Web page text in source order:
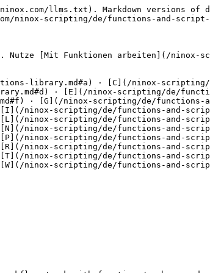
Details findest du [hier](/ninox-scripting/de/automate-your-workflows/work-with-functions/records-and-tables.md#merge-two-arrays-with-array).

***

### asin()

Gibt den Arkussinus eines Werts zwischen `-1` und `1` zurück.\
`asin(number)`

* `number` der Sinuswert

Weitere Details findest du [hier](/ninox-scripting/de/automate-your-workflows/work-with-functions/numbers-and-math.md#calculate-arcsine-with-asin).

***

### atan()

Gibt den Arkustangens einer Zahl zurück.\
`atan(number)`

* `number` der Wert oder Quotient

Weitere Details findest du [hier](/ninox-scripting/de/automate-your-workflows/work-with-functions/numbers-and-math.md#calculate-arctangent-with-atan).

***

### atan2()

Gibt den Arkustangens eines durch einen anderen geteilten Werts zurück.\
`atan2(number, number)`

* `number` erstes Argument: Zähler
* `number` zweites Argument: Nenner

Weitere Details findest du [hier](/ninox-scripting/de/automate-your-workflows/work-with-functions/numbers-and-math.md#calculate-arctangent-of-a-quotient-with-atan2).

***

### avg()

Gibt den Durchschnitt numerischer Werte zurück.\
`avg([number])`

* `[number]` ein Array oder eine Liste numerischer Felder

Weitere Details findest du [hier](/ninox-scripting/de/automate-your-workflows/work-with-functions/numbers-and-math.md#calculate-average-with-avg).

***

## **C**

### capitalize()

Schreibt den ersten Buchstaben jedes Worts groß.\
`capitalize(string)`

* `string` der Text, den du umwandeln willst

Weitere Details findest du [hier](/ninox-scripting/de/automate-your-workflows/work-with-functions/text-and-strings.md#change-the-letter-case-of-text).

***

### ceil()

Rundet eine Zahl auf die nächste ganze Zahl auf.\
`ceil(number)`

* `number` der Wert, den du runden willst

Weitere Details findest du [hier](/ninox-scripting/de/automate-your-workflows/work-with-functions/numbers-and-math.md#round-up-with-ceil).

***

### chosen()

Gibt ausgewählte Werte aus einem Mehrfachauswahlfeld zurück oder prüft, ob ein Wert ausgewählt ist.\
`chosen(multi)`, `chosen(multi, string)`, `chosen(multi, number)`, `chosen(multi, [number])`

* `multi` ein Mehrfachauswahlfeld
* `string` eine Bezeichnung, die du prüfen willst
* `number` eine Options-ID
* `[number]` mehrere Options-IDs

Weitere Details findest du [hier](/ninox-scripting/de/automate-your-workflows/work-with-